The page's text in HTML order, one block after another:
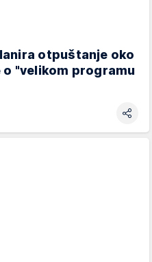
otpuštanje oko
"velikom programu